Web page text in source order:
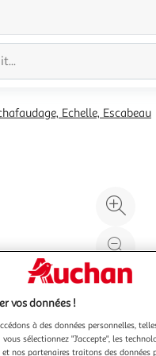
Echelle, Escabeau
à
à
%
vos données !
à des données personnelles,
sélectionnez "J'accepte", les
nos partenaires traitons des données